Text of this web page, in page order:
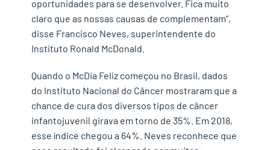
oportunidades para se desenvolver. Fica muito
claro que as nossas causas de complementam”,
disse Francisco Neves, superintendente do
Instituto Ronald McDonald.
Quando o McDia Feliz começou no Brasil, dados
do Instituto Nacional do Câncer mostraram que a
chance de cura dos diversos tipos de câncer
infantojuvenil girava em torno de 35%. Em 2018,
esse índice chegou a 64%. Neves reconhece que